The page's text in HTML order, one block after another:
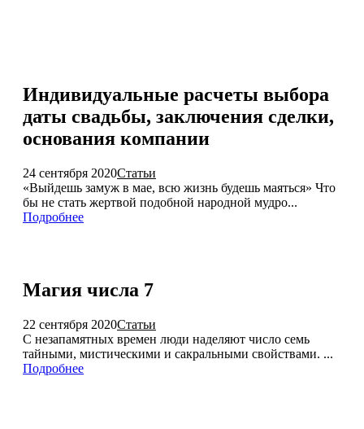
Индивидуальные расчеты выбора
даты свадьбы, заключения сделки,
основания компании
24 сентября 2020Статьи
«Выйдешь замуж в мае, всю жизнь будешь маяться» Что
бы не стать жертвой подобной народной мудро...
Подробнее
Магия числа 7
22 сентября 2020Статьи
С незапамятных времен люди наделяют число семь
тайными, мистическими и сакральными свойствами. ...
Подробнее